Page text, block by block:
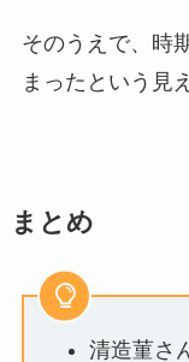
そのうえで、時
まったという見
まとめ
清造菫さ